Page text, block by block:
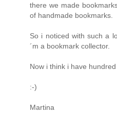
there we made
of handmade bookmarks.
So i noticed with such a
´m a bookmark collector.
Now i think i have
:-)
Martina